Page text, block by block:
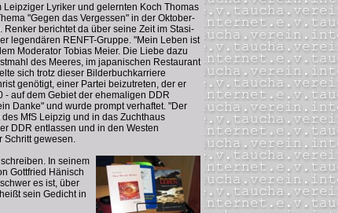
Lyriker und gelernten Koch Thomas
"Gegen das Vergessen" in der Oktober-
berichtet da über seine Zeit im Stasi-
legendären RENFT-Gruppe. "Mein Leben ist
Moderator Tobias Meier. Die Liebe dazu
des Meeres, im japanischen Restaurant
sich trotz dieser Bilderbuchkarriere
genötigt, einer Partei beizutreten, der er
auf dem Gebiet der ehemaligen DDR
Danke" und wurde prompt verhaftet. "Der
MfS Leipzig und in das Zuchthaus
DDR entlassen und in den Westen
gewesen.
In seinem
Gottfried Hänisch
es ist, über
sein Gedicht in